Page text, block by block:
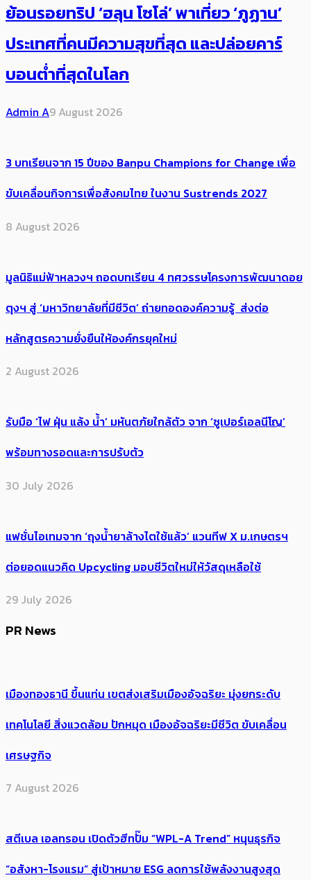
ย้อนรอยทริป ‘ฮลุน โซโล่’ ​​พาเที่ยว ‘ภูฏาน’
ประเทศ​ที่คน​มีความสุข​ที่สุด​​ และปล่อยคาร์​
บอนต่ำที่สุดในโลก
Admin A9 August 2026
3 บทเรียนจาก 15 ปีของ Banpu Champions for Change เพื่อ
ขับเคลื่อนกิจการเพื่อสังคมไทย ในงาน Sustrends 2027
8 August 2026
มูลนิธิแม่ฟ้าหลวงฯ ถอดบทเรียน 4 ทศวรรษโครงการพัฒนาดอย
ตุงฯ สู่ ‘มหาวิทยาลัยที่มีชีวิต’ ถ่ายทอดองค์ความรู้ ส่งต่อ
หลักสูตรความยั่งยืนให้องค์กรยุคใหม่
2 August 2026
รับมือ ‘ไฟ ฝุ่น แล้ง น้ำ’ มหันตภัยใกล้ตัว จาก ‘ซูเปอร์เอลนีโญ’
พร้อมทางรอดและการปรับตัว
30 July 2026
แฟชั่นไอเทมจาก ‘ถุงน้ำยาล้างไตใช้แล้ว’ แวนทีฟ X ม.เกษตรฯ
ต่อยอดแนวคิด Upcycling มอบชีวิตใหม่ให้วัสดุเหลือใช้
29 July 2026
PR News
เมืองทองธานี ขึ้นแท่น เขตส่งเสริมเมืองอัจฉริยะ มุ่งยกระดับ
เทคโนโลยี สิ่งแวดล้อม ปักหมุด เมืองอัจฉริยะมีชีวิต ขับเคลื่อน
เศรษฐกิจ
7 August 2026
สตีเบล เอลทรอน เปิดตัวฮีทปั๊ม “WPL-A Trend” หนุนธุรกิจ
“อสังหา-โรงแรม” สู่เป้าหมาย ESG ลดการใช้พลังงานสูงสุด